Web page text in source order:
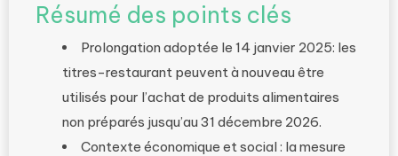
Résumé des points clés
Prolongation adoptée le 14 janvier 2025: les
titres-restaurant peuvent à nouveau être
utilisés pour l’achat de produits alimentaires
non préparés jusqu’au 31 décembre 2026.
Contexte économique et social : la mesure